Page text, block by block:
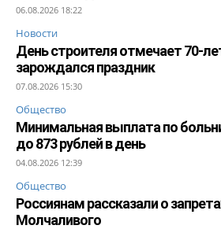
06.08.2026 18:22
Новости
День строителя отмечает 70-
зарождался праздник
07.08.2026 15:30
Общество
Минимальная выплата по
до 873 рублей в день
04.08.2026 12:39
Общество
Россиянам рассказали о
Молчаливого